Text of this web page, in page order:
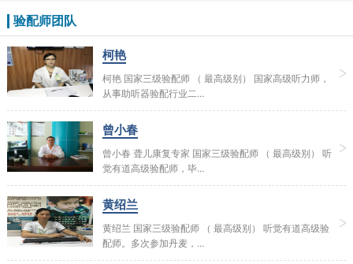
验配师团队
柯艳
柯艳 国家三级验配师 （ 最高级别） 国家高级听力师，
从事助听器验配行业二...
曾小春
曾小春 聋儿康复专家 国家三级验配师 （ 最高级别） 听
觉有道高级验配师，毕...
黄绍兰
黄绍兰 国家三级验配师 （ 最高级别） 听觉有道高级验
配师。多次参加丹麦，...